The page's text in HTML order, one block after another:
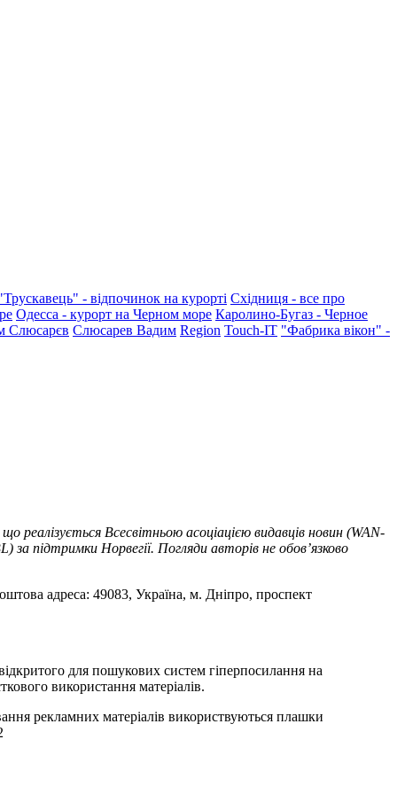
- відпочинок на курорті Східниця - все про
Одесса - курорт на Черном море Каролино-Бугаз - Черное
Слюсарєв Слюсарев Вадим Region Touch-IT "Фабрика вікон" -
Всесвітньою асоціацією видавців новин (WAN-
підтримки Норвегії. Погляди авторів не обов’язково
адреса: 49083, Україна, м. Дніпро, проспект
для пошукових систем гіперпосилання на
використання матеріалів.
рекламних матеріалів використвуються плашки